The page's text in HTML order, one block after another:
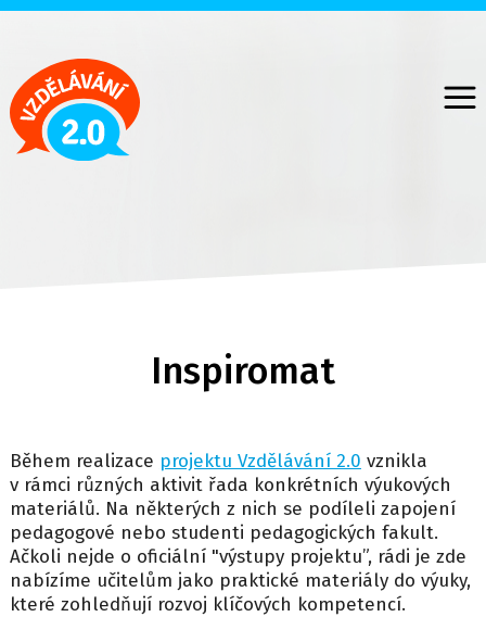
Přejít
obsahu
Inspiromat
Během realizace projektu Vzdělávání 2.0 vznikla
v rámci různých aktivit řada konkrétních výukových
materiálů. Na některých z nich se podíleli zapojení
pedagogové nebo studenti pedagogických fakult.
Ačkoli nejde o oficiální "výstupy projektu”, rádi je zde
nabízíme učitelům jako praktické materiály do výuky,
které zohledňují rozvoj klíčových kompetencí.